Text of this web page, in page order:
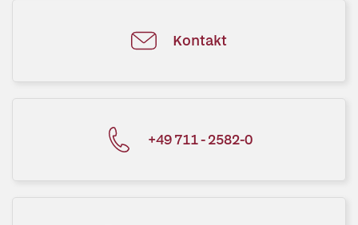
Kontakt
+49 711 - 2582-0